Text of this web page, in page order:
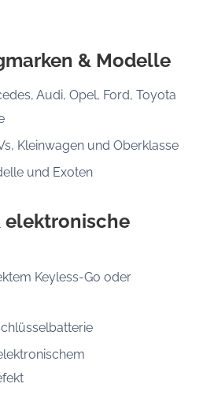
& Modelle
Audi, Opel, Ford, Toyota
Kleinwagen und Oberklasse
und Exoten
elektronische
Keyless-Go oder